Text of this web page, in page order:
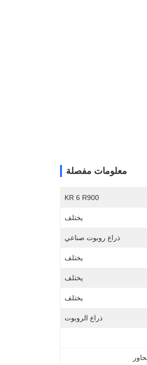
معلومات مفصلة
KR 6 R900
يختلف
ذراع روبوت صناعي
يختلف
يختلف
يختلف
ذراع الروبوت